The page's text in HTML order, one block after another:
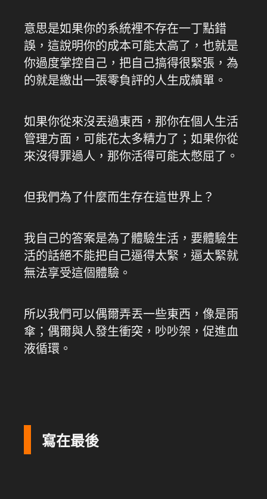
意思是如果你的系統裡不存在一丁點錯
誤，這說明你的成本可能太高了，也就是
你過度掌控自己，把自己搞得很緊張，為
的就是繳出一張零負評的人生成績單。
如果你從來沒丟過東西，那你在個人生活
管理方面，可能花太多精力了；如果你從
來沒得罪過人，那你活得可能太憋屈了。
但我們為了什麼而生存在這世界上？
我自己的答案是為了體驗生活，要體驗生
活的話絕不能把自己逼得太緊，逼太緊就
無法享受這個體驗。
所以我們可以偶爾弄丟一些東西，像是雨
傘；偶爾與人發生衝突，吵吵架，促進血
液循環。
寫在最後